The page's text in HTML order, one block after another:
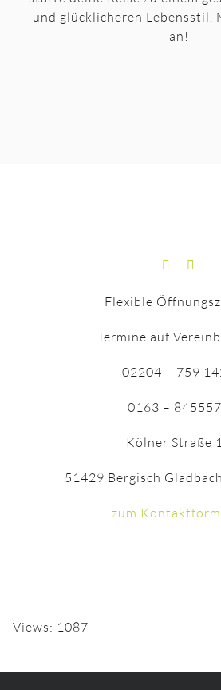
und glücklicheren Lebensstil.
an!
Flexible
Termine auf
02204 – 759
0163 –
Kölner Straße
51429 Bergisch
zum
Views: 1087